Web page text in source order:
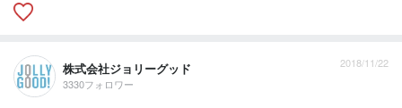
株式会社ジョリーグッド
3330フォロワー
2018/11/22